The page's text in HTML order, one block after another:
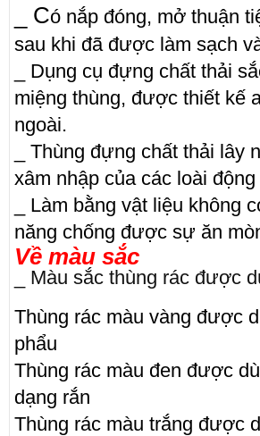
_ Có nắp đóng, mở thuận
sau khi đã được làm sạch
_ Dụng cụ đựng chất thải
miệng thùng, được thiết kế
ngoài.
_ Thùng đựng chất thải
xâm nhập của các loài động
_ Làm bằng vật liệu
năng chống được sự ăn
Về màu sắc
_ Màu sắc thùng rác được
Thùng rác màu vàng được
phẩu
Thùng rác màu đen được
dạng rắn
Thùng rác màu trắng được